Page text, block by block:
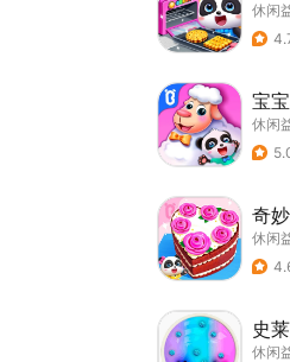
休闲
宝
休闲
奇
休闲
史
休闲